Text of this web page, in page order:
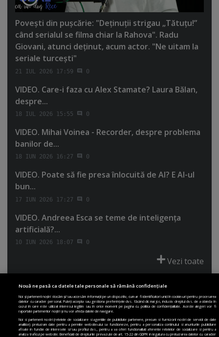
Poveşti din puşcărie: "Deţinuţii strigau „Tătuţu!”
când serialul se filma chiar la Rahova". Radu
Giovani, atunci deţinut, acum actor. "Ne uitam la
seriale turceşti"
21 IUL 2026 17:59 0
VIDEO. Care-i faza cu Alex Stamate? Laura Bălan,
despre...
18 IUL 2026 15:55 0
VIDEO. Mihai Voinea - Recorder, despre problema
banilor de...
18 IUN 2026 16:27 0
VIDEO. Poate să fie presa înlocuită de AI? E AI-ul
bun...
17 IUN 2026 17:27 0
VIDEO. Andreea Esca se teme de inteligenţa
artificială?...
10 IUN 2026 18:07 0
Vezi toate
PRIMA PAGINĂ
POLITICA DE COLECTARE ACORD COOKIE
POLITICA DE CONFIDENȚIALITATE
DESPRE SITE
ECHIPA
DESPRE MINE
JOBURI CONTACT ARHIVA
Nouă ne pasă ca datele tale personale să rămână confidențiale
Noi și partenerii noștri stocăm și/sau accesăm informații pe un dispozitiv, cum ar fi identificatori unici în cookie-uri pentru procesarea
datelor cu caracter personal. Puteți accepta sau gestiona preferințele dvs. făcând clic mai jos, inclusiv dreptul dvs. de a obiecta în
cazul în care este utilizat interesul legitim sau în orice moment pe pagina cu politica de confidențialitate. Aceste alegeri vor fi
raportate partenerilor noștri și nu vor afecta datele de navigare.
Noi si partenerii nostri (retelele de socializare si agentiile de publicitate partenere, precum si furnizorii nostri de servicii de date
analitice) prelucram date pentru a permite website-ului sa functioneze, pentru a personaliza continutul si anunturile publicitare
afisate in functie de interesele si/sau profilul dvs., pentru a va oferi functionalitati aferente retelelor de socializare si pentru a
analiza traficul pe website. Beneficiati de drepturile prevazute de art. 15-22 din GDPR in legatura cu prelucrarea datelor cu caracter